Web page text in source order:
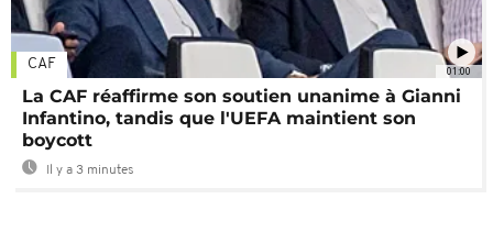
01:00
CAF
La CAF réaffirme son soutien unanime à Gianni
Infantino, tandis que l'UEFA maintient son
boycott
Il y a 3 minutes